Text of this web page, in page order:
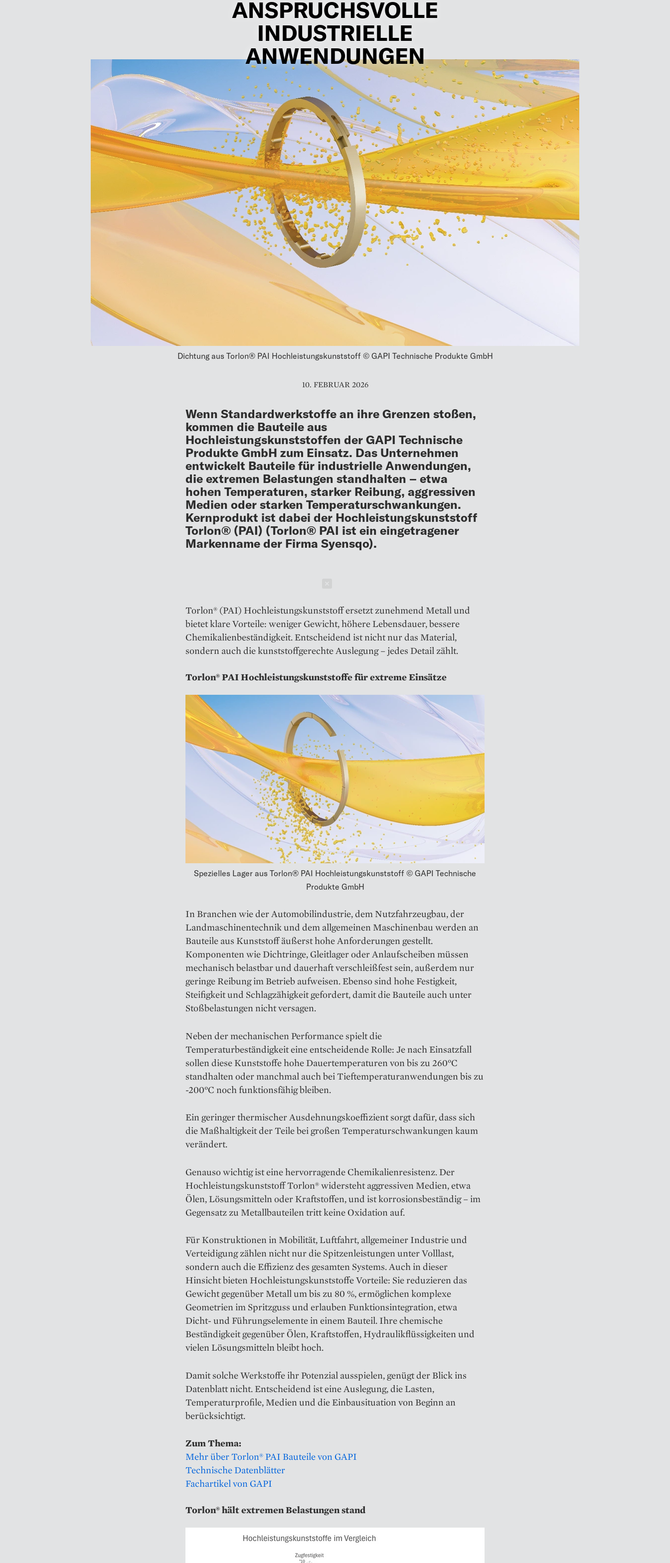
NSPRUCHSVOLLE I
NDUSTRIELLE A
NWENDUNGEN
Dichtung aus Torlon® PAI Hochleistungskunststoff © GAPI Technische Produkte GmbH
10. FEBRUAR 2026
Wenn Standardwerkstoffe an ihre Grenzen stoßen,
kommen die Bauteile aus
Hochleistungskunststoffen der GAPI Technische
Produkte GmbH zum Einsatz. Das Unternehmen
entwickelt Bauteile für industrielle Anwendungen,
die extremen Belastungen standhalten – etwa
hohen Temperaturen, starker Reibung, aggressiven
Medien oder starken Temperaturschwankungen.
Kernprodukt ist dabei der Hochleistungskunststoff
Torlon® (PAI) (Torlon® PAI ist ein eingetragener
Markenname der Firma Syensqo).
Torlon® (PAI) Hochleistungskunststoff ersetzt zunehmend Metall und
bietet klare Vorteile: weniger Gewicht, höhere Lebensdauer, bessere
Chemikalienbeständigkeit. Entscheidend ist nicht nur das Material,
sondern auch die kunststoffgerechte Auslegung – jedes Detail zählt.
Torlon® PAI Hochleistungskunststoffe für extreme Einsätze
Spezielles Lager aus Torlon® PAI Hochleistungskunststoff © GAPI Technische
Produkte GmbH
In Branchen wie der Automobilindustrie, dem Nutzfahrzeugbau, der
Landmaschinentechnik und dem allgemeinen Maschinenbau werden an
Bauteile aus Kunststoff äußerst hohe Anforderungen gestellt.
Komponenten wie Dichtringe, Gleitlager oder Anlaufscheiben müssen
mechanisch belastbar und dauerhaft verschleißfest sein, außerdem nur
geringe Reibung im Betrieb aufweisen. Ebenso sind hohe Festigkeit,
Steifigkeit und Schlagzähigkeit gefordert, damit die Bauteile auch unter
Stoßbelastungen nicht versagen.
Neben der mechanischen Performance spielt die
Temperaturbeständigkeit eine entscheidende Rolle: Je nach Einsatzfall
sollen diese Kunststoffe hohe Dauertemperaturen von bis zu 260°C
standhalten oder manchmal auch bei Tieftemperaturanwendungen bis zu
-200°C noch funktionsfähig bleiben.
Ein geringer thermischer Ausdehnungskoeffizient sorgt dafür, dass sich
die Maßhaltigkeit der Teile bei großen Temperaturschwankungen kaum
verändert.
Genauso wichtig ist eine hervorragende Chemikalienresistenz. Der
Hochleistungskunststoff Torlon® widersteht aggressiven Medien, etwa
Ölen, Lösungsmitteln oder Kraftstoffen, und ist korrosionsbeständig – im
Gegensatz zu Metallbauteilen tritt keine Oxidation auf.
Für Konstruktionen in Mobilität, Luftfahrt, allgemeiner Industrie und
Verteidigung zählen nicht nur die Spitzenleistungen unter Volllast,
sondern auch die Effizienz des gesamten Systems. Auch in dieser
Hinsicht bieten Hochleistungskunststoffe Vorteile: Sie reduzieren das
Gewicht gegenüber Metall um bis zu 80 %, ermöglichen komplexe
Geometrien im Spritzguss und erlauben Funktionsintegration, etwa
Dicht- und Führungselemente in einem Bauteil. Ihre chemische
Beständigkeit gegenüber Ölen, Kraftstoffen, Hydraulikflüssigkeiten und
vielen Lösungsmitteln bleibt hoch.
Damit solche Werkstoffe ihr Potenzial ausspielen, genügt der Blick ins
Datenblatt nicht. Entscheidend ist eine Auslegung, die Lasten,
Temperaturprofile, Medien und die Einbausituation von Beginn an
berücksichtigt.
Zum Thema:
Mehr über Torlon® PAI Bauteile von GAPI
Technische Datenblätter
Fachartikel von GAPI
Torlon® hält extremen Belastungen stand